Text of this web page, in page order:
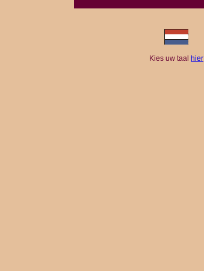
Kies uw taal hier